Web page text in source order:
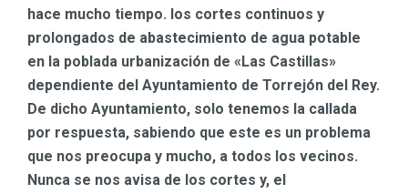
hace mucho tiempo. los cortes continuos y
prolongados de abastecimiento de agua potable
en la poblada urbanización de «Las Castillas»
dependiente del Ayuntamiento de Torrejón del Rey.
De dicho Ayuntamiento, solo tenemos la callada
por respuesta, sabiendo que este es un problema
que nos preocupa y mucho, a todos los vecinos.
Nunca se nos avisa de los cortes y, el